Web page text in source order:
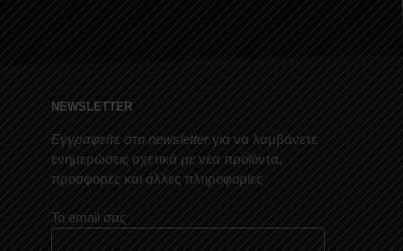
NEWSLETTER
Εγγραφείτε στο newsletter για να λαμβάνετε
ενημερώσεις σχετικά με νέα προϊόντα,
προσφορές και άλλες πληροφορίες
Το email σας